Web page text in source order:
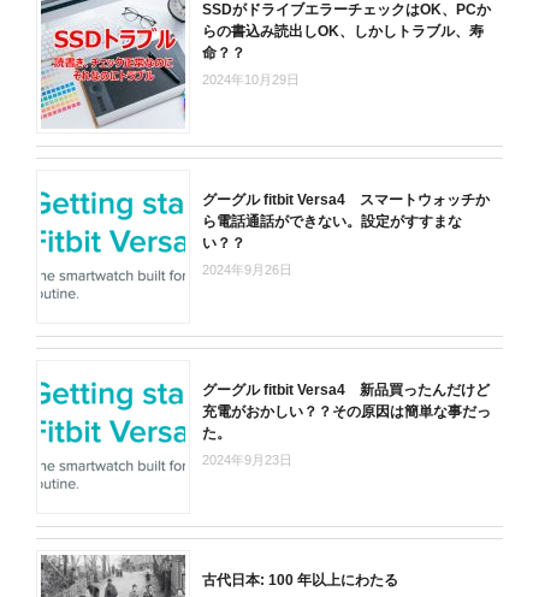
SSDがドライブエラーチェックはOK、PCか
らの書込み読出しOK、しかしトラブル、寿
命？？
2024年10月29日
グーグル fitbit Versa4 スマートウォッチか
ら電話通話ができない。設定がすすまな
い？？
2024年9月26日
グーグル fitbit Versa4 新品買ったんだけど
充電がおかしい？？その原因は簡単な事だっ
た。
2024年9月23日
古代日本: 100 年以上にわたる